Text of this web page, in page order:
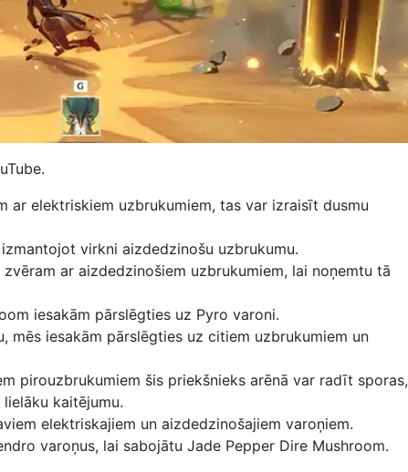
ar elektriskiem uzbrukumiem, tas var izraisīt dusmu
virkni aizdedzinošu uzbrukumu.
ar aizdedzinošiem uzbrukumiem, lai noņemtu tā
iesakām pārslēgties uz Pyro varoni.
mēs iesakām pārslēgties uz citiem uzbrukumiem un
pirouzbrukumiem šis priekšnieks arēnā var radīt sporas,
kaitējumu.
elektriskajiem un aizdedzinošajiem varoņiem.
varoņus, lai sabojātu Jade Pepper Dire Mushroom.